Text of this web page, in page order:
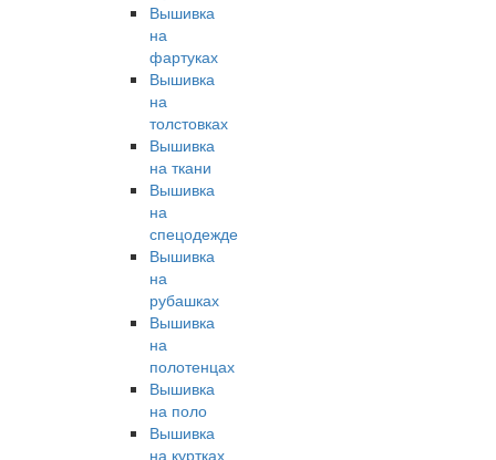
Вышивка
на
фартуках
Вышивка
на
толстовках
Вышивка
на ткани
Вышивка
на
спецодежде
Вышивка
на
рубашках
Вышивка
на
полотенцах
Вышивка
на поло
Вышивка
на куртках